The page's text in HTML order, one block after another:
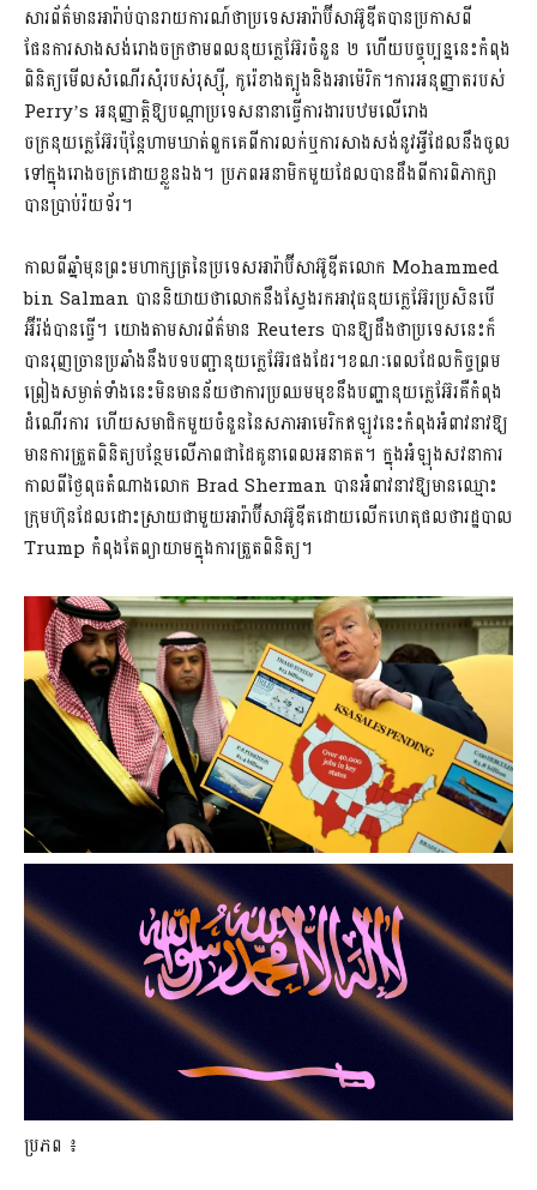
សារព័ត៌មានអារ៉ាប់បានរាយការណ៍ថាប្រទេសអារ៉ាប៊ីសាអ៊ូឌីតបានប្រកាសពី
ផែនការសាងសង់រោងចក្រថាមពលនុយក្លេអ៊ែរចំនួន ២ ហើយបច្ចុប្បន្ននេះកំពុង
ពិនិត្យមើលសំណើរសុំរបស់រុស្ស៊ី, កូរ៉េខាងត្បូងនិងអាម៉េរិក។ការអនុញ្ញាតរបស់
Perry’s អនុញ្ញាត្តិឱ្យបណ្តាប្រទេសនានាធ្វើការងារបឋមលើរោង
ចក្រនុយក្លេអ៊ែរប៉ុន្តែហាមឃាត់ពួកគេពីការលក់ឬការសាងសង់នូវអ្វីដែលនឹងចូល
ទៅក្នុងរោងចក្រដោយខ្លួនឯង។ ប្រភពអនាមិកមួយដែលបានដឹងពីការពិភាក្សា
បានប្រាប់រ៉យទ័រ។
កាលពីឆ្នាំមុនព្រះមហាក្សត្រនៃប្រទេសអារ៉ាប៊ីសាអ៊ូឌីតលោក Mohammed
bin Salman បាននិយាយថាលោកនឹងស្វែងរកអាវុធនុយក្លេអ៊ែរប្រសិនបើ
អ៊ីរ៉ង់បានធ្វើ។ យោងតាមសារព័ត៌មាន Reuters បានឱ្យដឹងថាប្រទេសនេះក៏
បានរុញច្រានប្រឆាំងនឹងបទបញ្ជានុយក្លេអ៊ែរផងដែរ។ខណៈពេលដែលកិច្ចព្រម
ព្រៀងសម្ងាត់ទាំងនេះមិនមានន័យថាការប្រឈមមុខនឹងបញ្ហានុយក្លេអ៊ែរគឺកំពុង
ដំណើរការ ហើយសមាជិកមួយចំនួននៃសភាអាមេរិកឥឡូវនេះកំពុងអំពាវនាវឱ្យ
មានការត្រួតពិនិត្យបន្ថែមលើភាពជាដៃគូនាពេលអនាគត។ ក្នុងអំឡុងសវនាការ
កាលពីថ្ងៃពុធតំណាងលោក Brad Sherman បានអំពាវនាវឱ្យមានឈ្មោះ
ក្រុមហ៊ុនដែលដោះស្រាយជាមួយអារ៉ាប៊ីសាអ៊ូឌីតដោយលើកហេតុផលថារដ្ឋបាល
Trump កំពុងតែព្យាយាមក្នុងការត្រួតពិនិត្យ។
ប្រភព ៖